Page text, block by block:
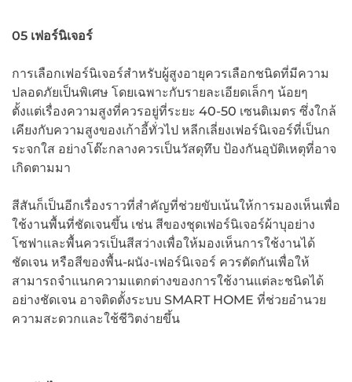
05 เฟอร์นิเจอร์
การเลือกเฟอร์นิเจอร์สำหรับผู้สูงอายุควรเลือกชนิดที่มีความ
ปลอดภัยเป็นพิเศษ โดยเฉพาะกับรายละเอียดเล็กๆ น้อยๆ
ตั้งแต่เรื่องความสูงที่ควรอยู่ที่ระยะ 40-50 เซนติเมตร ซึ่งใกล้
เคียงกับความสูงของเก้าอี้ทั่วไป หลีกเลี่ยงเฟอร์นิเจอร์ที่เป็นก
ระจกใส อย่างโต๊ะกลางควรเป็นวัสดุทึบ ป้องกันอุบัติเหตุที่อาจ
เกิดตามมา
สีสันก็เป็นอีกเรื่องราวที่สำคัญที่ช่วยขับเน้นให้การมองเห็นเพื่อ
ใช้งานพื้นที่ชัดเจนขึ้น เช่น สีของชุดเฟอร์นิเจอร์ผ้าบุอย่าง
โซฟาและพื้นควรเป็นสีสว่างเพื่อให้มองเห็นการใช้งานได้
ชัดเจน หรือสีของพื้น-ผนัง-เฟอร์นิเจอร์ ควรตัดกันเพื่อให้
สามารถจำแนกความแตกต่างของการใช้งานแต่ละชนิดได้
อย่างชัดเจน อาจติดตั้งระบบ SMART HOME ที่ช่วยอำนวย
ความสะดวกและใช้ชีวิตง่ายขึ้น